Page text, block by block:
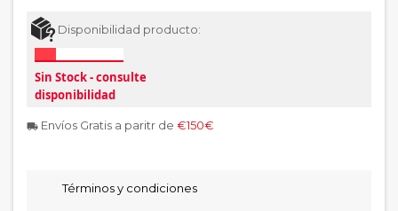
Disponibilidad producto:
Sin Stock - consulte
disponibilidad
local_shipping Envíos Gratis a paritr de €150€
Términos y condiciones